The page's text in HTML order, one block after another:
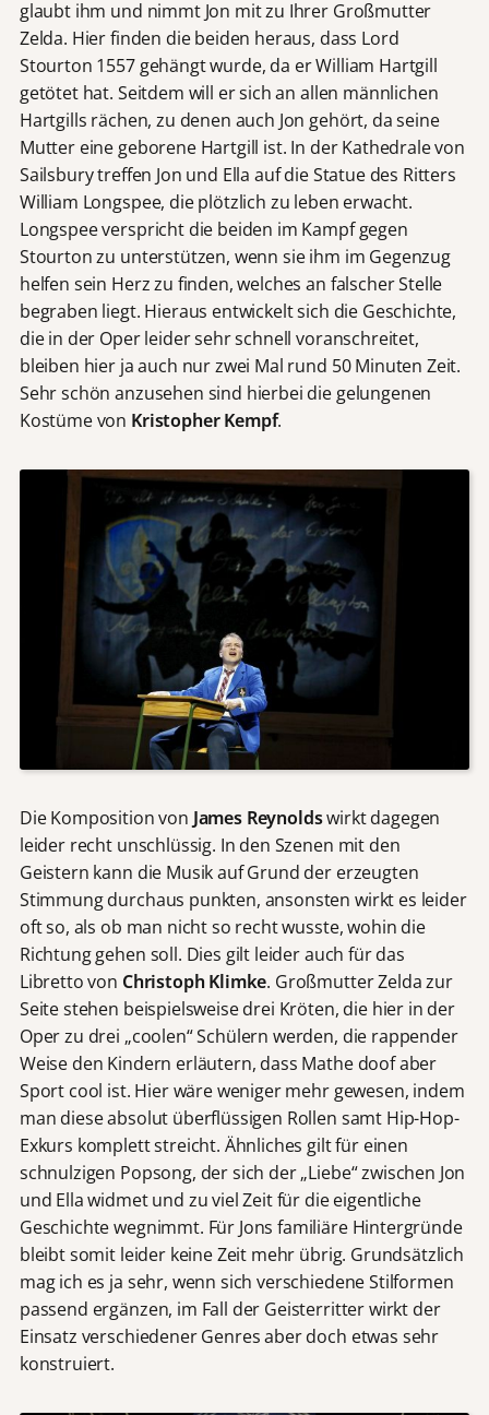
glaubt ihm und nimmt Jon mit zu Ihrer Großmutter
Zelda. Hier finden die beiden heraus, dass Lord
Stourton 1557 gehängt wurde, da er William Hartgill
getötet hat. Seitdem will er sich an allen männlichen
Hartgills rächen, zu denen auch Jon gehört, da seine
Mutter eine geborene Hartgill ist. In der Kathedrale von
Sailsbury treffen Jon und Ella auf die Statue des Ritters
William Longspee, die plötzlich zu leben erwacht.
Longspee verspricht die beiden im Kampf gegen
Stourton zu unterstützen, wenn sie ihm im Gegenzug
helfen sein Herz zu finden, welches an falscher Stelle
begraben liegt. Hieraus entwickelt sich die Geschichte,
die in der Oper leider sehr schnell voranschreitet,
bleiben hier ja auch nur zwei Mal rund 50 Minuten Zeit.
Sehr schön anzusehen sind hierbei die gelungenen
Kostüme von Kristopher Kempf.
Die Komposition von James Reynoldswirkt dagegen
leider recht unschlüssig. In den Szenen mit den
Geistern kann die Musik auf Grund der erzeugten
Stimmung durchaus punkten, ansonsten wirkt es leider
oft so, als ob man nicht so recht wusste, wohin die
Richtung gehen soll. Dies gilt leider auch für das
Libretto von Christoph Klimke. Großmutter Zelda zur
Seite stehen beispielsweise drei Kröten, die hier in der
Oper zu drei „coolen“ Schülern werden, die rappender
Weise den Kindern erläutern, dass Mathe doof aber
Sport cool ist. Hier wäre weniger mehr gewesen, indem
man diese absolut überflüssigen Rollen samt Hip-Hop-
Exkurs komplett streicht. Ähnliches gilt für einen
schnulzigen Popsong, der sich der „Liebe“ zwischen Jon
und Ella widmet und zu viel Zeit für die eigentliche
Geschichte wegnimmt. Für Jons familiäre Hintergründe
bleibt somit leider keine Zeit mehr übrig. Grundsätzlich
mag ich es ja sehr, wenn sich verschiedene Stilformen
passend ergänzen, im Fall der Geisterritter wirkt der
Einsatz verschiedener Genres aber doch etwas sehr
konstruiert.